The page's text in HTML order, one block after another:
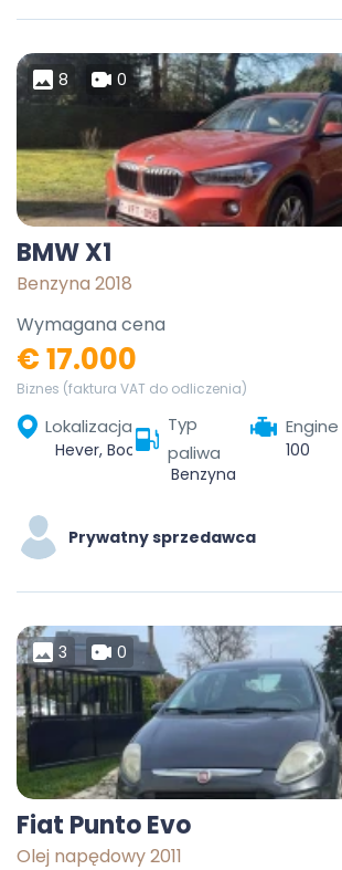
8 0
BMW X1
Benzyna 2018
Wymagana cena
€ 17.000
Biznes (faktura VAT do odliczenia)
Lokalizacja
Hever, Boortmeerbeek, Leuven, Vlaams-Brabant, Vlaanderen, 3191, België
Typ
paliwa
Benzyna
Engine
100
Prywatny sprzedawca
3 0
Fiat Punto Evo
Olej napędowy 2011